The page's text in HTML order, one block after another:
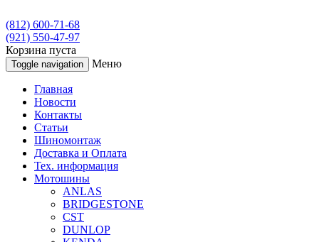
(812) 600-71-68
(921) 550-47-97
Корзина пуста
Toggle navigation Меню
Главная
Новости
Контакты
Статьи
Шиномонтаж
Доставка и Оплата
Тех. информация
Мотошины
ANLAS
BRIDGESTONE
CST
DUNLOP